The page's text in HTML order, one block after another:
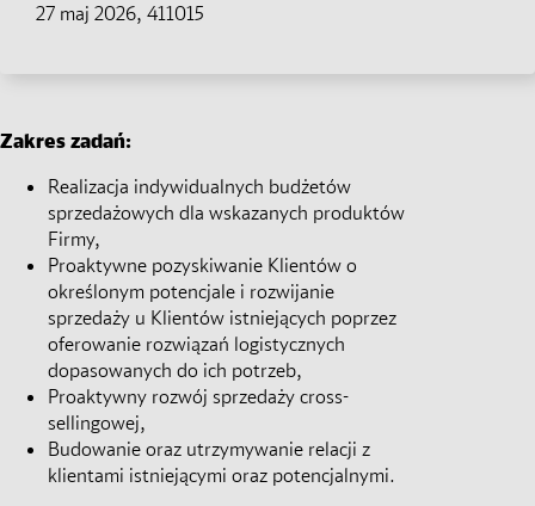
27 maj 2026, 411015
Zakres zadań:
Realizacja indywidualnych budżetów
sprzedażowych dla wskazanych produktów
Firmy,
Proaktywne pozyskiwanie Klientów o
określonym potencjale i rozwijanie
sprzedaży u Klientów istniejących poprzez
oferowanie rozwiązań logistycznych
dopasowanych do ich potrzeb,
Proaktywny rozwój sprzedaży cross-
sellingowej,
Budowanie oraz utrzymywanie relacji z
klientami istniejącymi oraz potencjalnymi.